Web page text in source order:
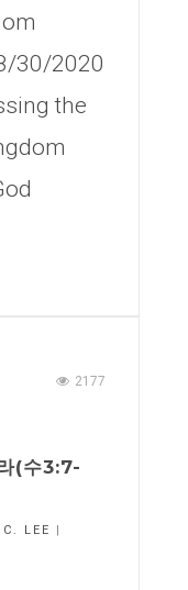
2020
the
2177
(수3:7-
LEE
|